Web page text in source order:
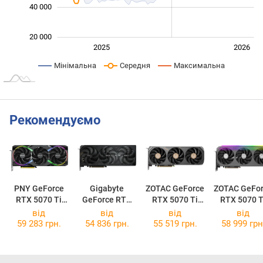
20 000
40 000
2026
2025
Мінімальна Середня Максимальна
Рекомендуємо
PNY GeForce
RTX 5070 Ti
EPIC-X RGB OC
Plus
Gigabyte
GeForce RTX
5070 Ti
WINDFORCE
ZOTAC GeForce
RTX 5070 Ti
SOLID SFF OC
ZOTAC
RTX 5070
AMP
INFINITY
від
59 283 грн.
від
54 836 грн.
від
55 519 грн.
від
58 999